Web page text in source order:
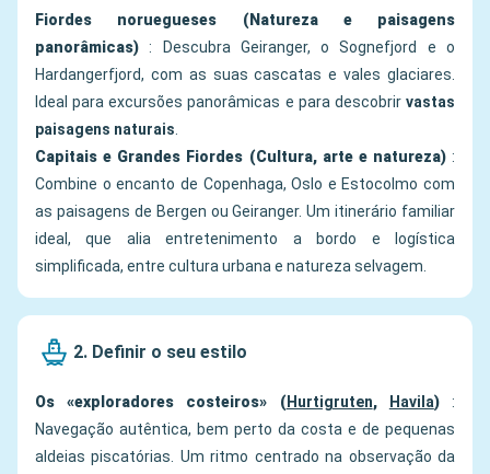
Fiordes noruegueses (Natureza e paisagens
panorâmicas) : Descubra Geiranger, o Sognefjord e o
Hardangerfjord, com as suas cascatas e vales glaciares.
Ideal para excursões panorâmicas e para descobrir vastas
paisagens naturais.
Capitais e Grandes Fiordes (Cultura, arte e natureza):
Combine o encanto de Copenhaga, Oslo e Estocolmo com
as paisagens de Bergen ou Geiranger. Um itinerário familiar
ideal, que alia entretenimento a bordo e logística
simplificada, entre cultura urbana e natureza selvagem.
2. Definir o seu estilo
Os «exploradores costeiros» (Hurtigruten, Havila):
Navegação autêntica, bem perto da costa e de pequenas
aldeias piscatórias. Um ritmo centrado na observação da